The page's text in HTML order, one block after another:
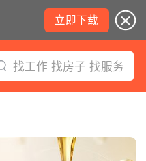
立即下载
找工作 找房子 找服务